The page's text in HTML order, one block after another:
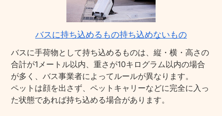
バスに持ち込めるもの持ち込めないもの
バスに手荷物として持ち込めるものは、縦・横・高さの
合計が1メートル以内、重さが10キログラム以内の場合
が多く、バス事業者によってルールが異なります。
ペットは顔を出さず、ペットキャリーなどに完全に入っ
た状態であれば持ち込める場合があります。